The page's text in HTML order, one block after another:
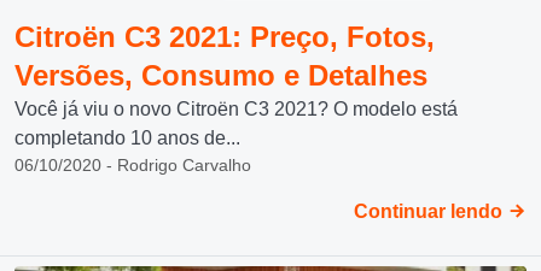
Citroën C3 2021: Preço, Fotos,
Versões, Consumo e Detalhes
Você já viu o novo Citroën C3 2021? O modelo está
completando 10 anos de...
06/10/2020 - Rodrigo Carvalho
Continuar lendo